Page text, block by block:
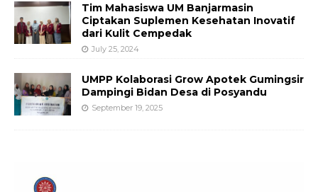
Tim Mahasiswa UM Banjarmasin
Ciptakan Suplemen Kesehatan Inovatif
dari Kulit Cempedak
July 25, 2024
UMPP Kolaborasi Grow Apotek Gumingsir
Dampingi Bidan Desa di Posyandu
September 19, 2025